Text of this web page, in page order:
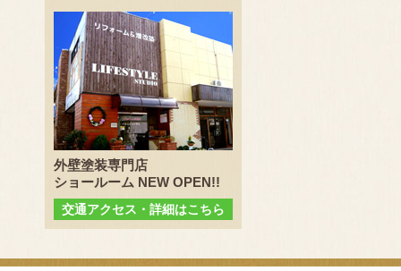
外壁塗装専門店
ショールーム NEW OPEN!!
交通アクセス・詳細はこちら